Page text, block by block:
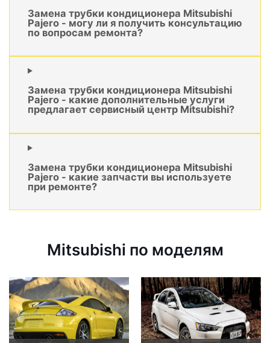
Замена трубки кондиционера Mitsubishi
Pajero - могу ли я получить консультацию
по вопросам ремонта?
Замена трубки кондиционера Mitsubishi
Pajero - какие дополнительные услуги
предлагает сервисный центр Mitsubishi?
Замена трубки кондиционера Mitsubishi
Pajero - какие запчасти вы используете
при ремонте?
Mitsubishi по моделям